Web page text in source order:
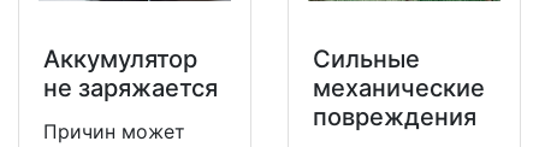
Аккумулятор
не заряжается
Причин может
Сильные
механические
повреждения